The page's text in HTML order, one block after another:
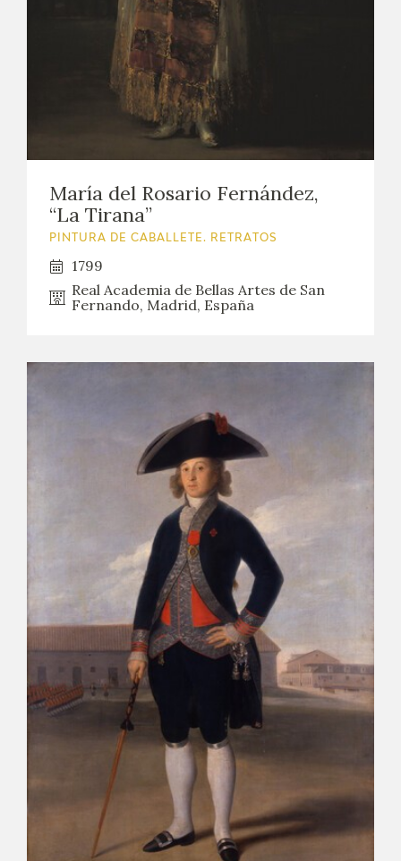
María del Rosario Fernández,
“La Tirana”
PINTURA DE CABALLETE. RETRATOS
1799
Real Academia de Bellas Artes de San
Fernando, Madrid, España